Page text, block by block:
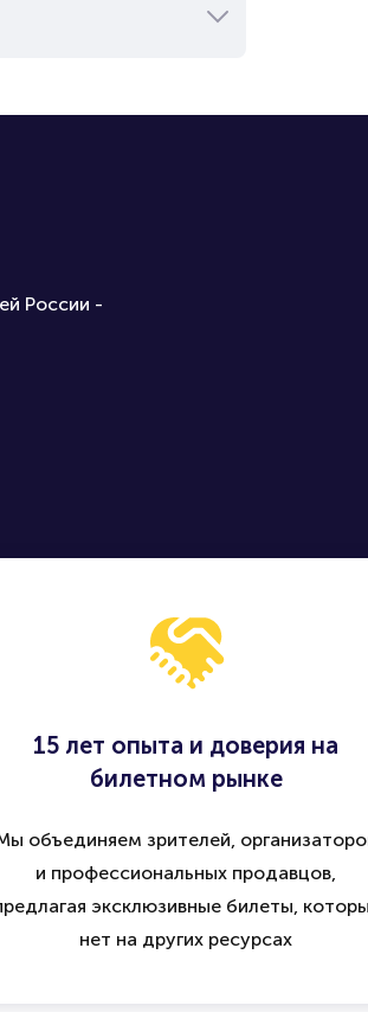
России -
15 лет опыта и доверия на
билетном рынке
объединяем зрителей,
и профессиональных продавцов,
эксклюзивные билеты,
нет на других ресурсах